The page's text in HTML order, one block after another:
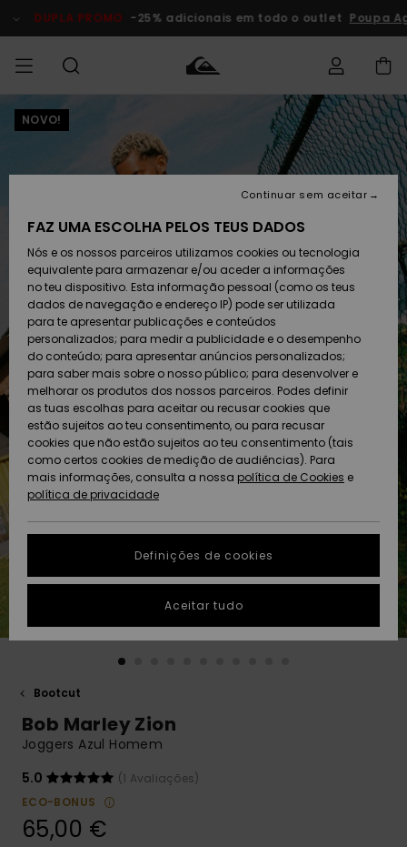
do
DUPLA PROMO -25% adicionais em todo o outlet Poupa
HOMEM
Calçado e
chinelos
Surfe/água
Snow
Artigos
recém-
chegados
Coleções
MENINO
Calçado e
chinelos
Surfe/água
Neve
Artigos
recém-
chegados
Highlights
MULHER
chegados
Highlights
Snow
SURF
Homem
Crianças
Highlights
Community
SNOW
Neve
Homem
Artigos
Criança
Snow Shop
Feminino
Highlights
Community
DUPLA
PROMO
Homem
Criança
Outlet
Mulher
AJUDA
encomenda
Devoluções
Pagamento
Cartão
presente
Quiksilver
Freedom
Protecção de
dados
Guia de
tamanhos
conversa para
obteres a
resposta mais
conversa
respostas
para as
SUSTAINABILITY
PRESENTE
DESEJO
NOVO!
Bootcut
Bob Marley Zion
Joggers Azul Homem
5.0
(1 Avaliações)
ECO-BONUS
65,00 €
FAZ UMA ESCOLHA PELOS TEUS DADOS
Nós e os nossos parceiros utilizamos cookies ou tecnologia
equivalente para armazenar e/ou aceder a informações
no teu dispositivo. Esta informação pessoal (como os teus
dados de navegação e endereço IP) pode ser utilizada
para te apresentar publicações e conteúdos
personalizados; para medir a publicidade e o desempenho
do conteúdo; para apresentar anúncios personalizados;
para saber mais sobre o nosso público; para desenvolver e
melhorar os produtos dos nossos parceiros. Podes definir
as tuas escolhas para aceitar ou recusar cookies que
estão sujeitos ao teu consentimento, ou para recusar
cookies que não estão sujeitos ao teu consentimento (tais
como certos cookies de medição de audiências). Para
mais informações, consulta a nossa política de Cookies e
política de privacidade
Definições de cookies
Continuar sem aceitar
Aceitar tudo